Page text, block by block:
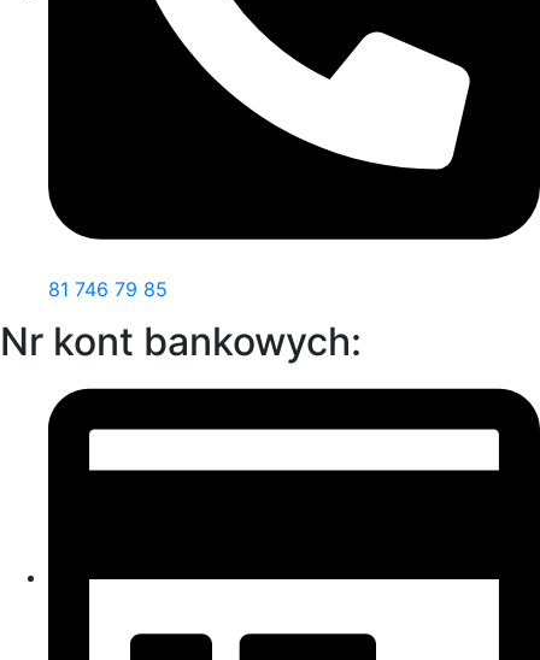
81 746 79 85
Nr kont bankowych: